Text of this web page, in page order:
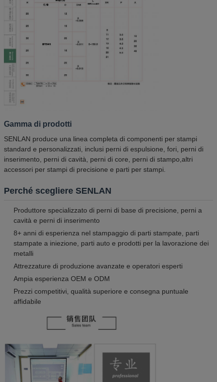
Gamma di prodotti
SENLAN produce una linea completa di componenti per stampi
standard e personalizzati, inclusi perni di espulsione, fori, perni di
inserimento, perni di cavità, perni di core, perni di stampo,altri
accessori per stampi di precisione e parti per stampi.
Perché scegliere SENLAN
Produttore specializzato di perni di base di precisione, perni a
cavità e perni di inserimento
8+ anni di esperienza nel stampaggio di parti stampate, parti
stampate a iniezione, parti auto e prodotti per la lavorazione dei
metalli
Attrezzature di produzione avanzate e operatori esperti
Ampia esperienza OEM e ODM
Prezzi competitivi, qualità superiore e consegna puntuale
affidabile